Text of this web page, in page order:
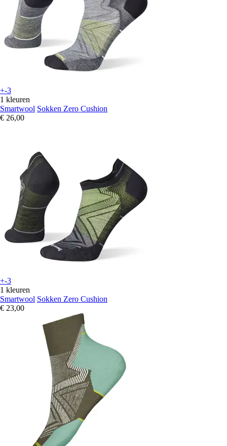
+-3
1 kleuren
Smartwool Sokken Zero Cushion
€ 26,00
+-3
1 kleuren
Smartwool Sokken Zero Cushion
€ 23,00